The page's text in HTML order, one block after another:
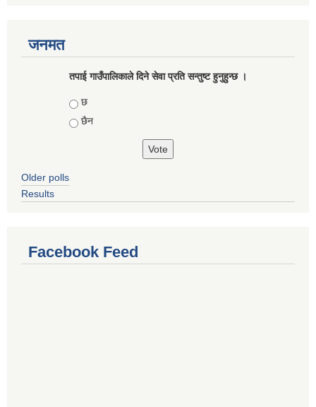
जनमत
तपाई गाउँपालिकाले दिने सेवा प्रति सन्तुष्ट हुनुहुन्छ ।
Choices
छ
छैन
Older polls
Results
Facebook Feed